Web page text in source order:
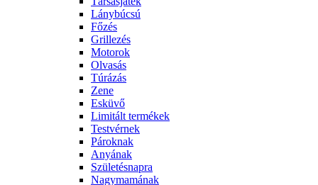
Lánybúcsú
Főzés
Grillezés
Motorok
Olvasás
Túrázás
Zene
Esküvő
Limitált termékek
Testvérnek
Pároknak
Anyának
Születésnapra
Nagymamának